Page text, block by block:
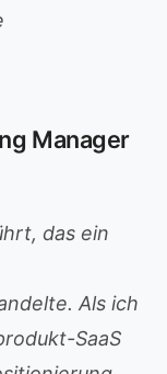
Manager
das ein
Als ich
SaaS